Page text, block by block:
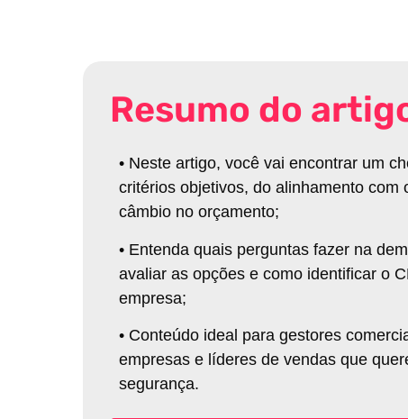
Resumo do
• Neste artigo, você vai encontrar um
critérios objetivos, do alinhamento
câmbio no orçamento;
• Entenda quais perguntas fazer na
avaliar as opções e como identificar o
empresa;
• Conteúdo ideal para gestores
empresas e líderes de vendas que
segurança.